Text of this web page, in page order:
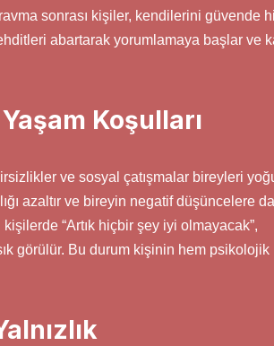
sonrası kişiler, kendilerini güvende
abartarak yorumlamaya başlar ve
Koşulları
ve sosyal çatışmalar bireyleri
azaltır ve bireyin negatif düşüncelere
“Artık hiçbir şey iyi olmayacak”,
görülür. Bu durum kişinin hem psikolojik